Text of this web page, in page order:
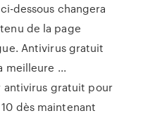
dessous changera
de la page
Antivirus gratuit
meilleure ...
antivirus gratuit pour
dès maintenant